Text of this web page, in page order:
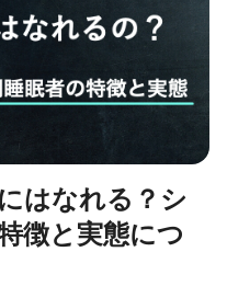
はなれる？シ
徴と実態につ